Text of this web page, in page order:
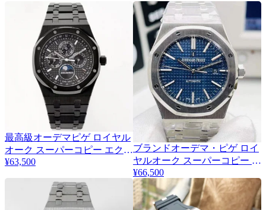
最高級オーデマピゲ ロイヤル
オーク スーパーコピー エクス
トラフラット復刻 Odr23389
¥63,500
2
ブランドオーデマ・ピゲ ロイ
ヤルオーク スーパーコピー 41
ｍｍ Odk62549
¥66,500